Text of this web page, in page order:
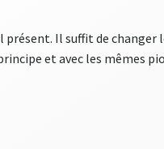
Il suffit de changer
et avec les mêmes